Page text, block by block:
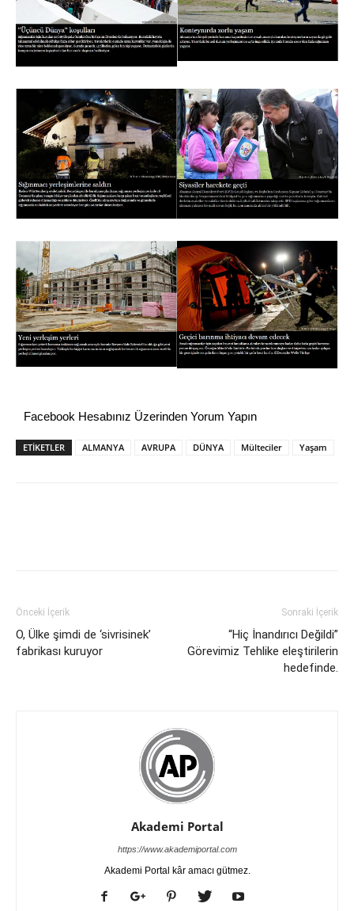
Facebook Hesabınız Üzerinden Yorum Yapın
ETİKETLER ALMANYA AVRUPA DÜNYA Mülteciler Yaşam
Önceki İçerik
O, Ülke şimdi de ‘sivrisinek’
fabrikası kuruyor
Sonraki İçerik
“Hiç İnandırıcı Değildi”
Görevimiz Tehlike eleştirilerin
hedefinde.
Akademi Portal
https://www.akademiportal.com
Akademi Portal kâr amacı gütmez.